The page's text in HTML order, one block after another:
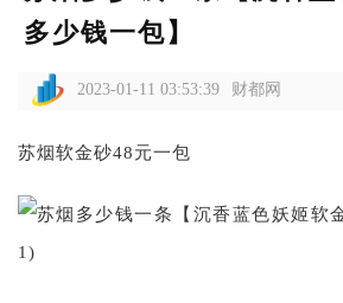
多少钱一包】
2023-01-11 03:53:39 财都网
苏烟软金砂48元一包